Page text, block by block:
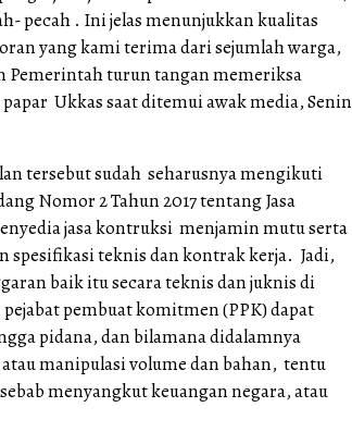
pecah . Ini jelas menunjukkan kualitas
yang kami terima dari sejumlah warga,
Pemerintah turun tangan memeriksa
Ukkas saat ditemui awak media, Senin
tersebut sudah seharusnya mengikuti
Nomor 2 Tahun 2017 tentang Jasa
jasa kontruksi menjamin mutu serta
spesifikasi teknis dan kontrak kerja. Jadi,
baik itu secara teknis dan juknis di
pembuat komitmen (PPK) dapat
pidana, dan bilamana didalamnya
manipulasi volume dan bahan, tentu
menyangkut keuangan negara, atau